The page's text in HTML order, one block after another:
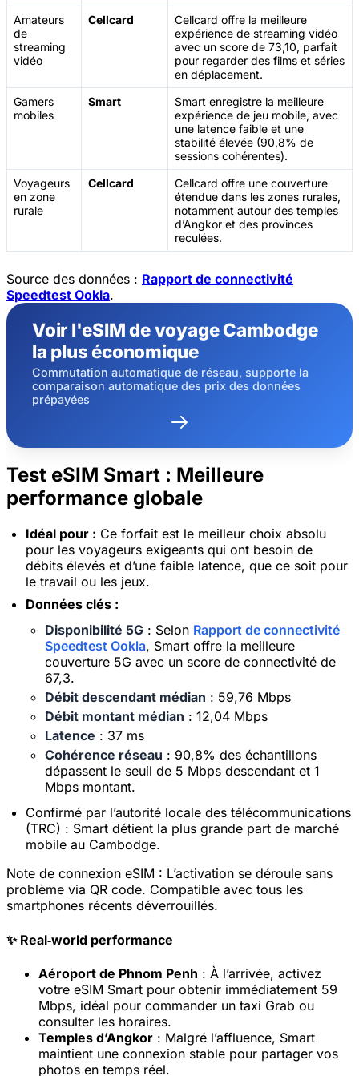
Amateurs
de
streaming
vidéo
Cellcard
Cellcard offre la meilleure
expérience de streaming vidéo
avec un score de 73,10, parfait
pour regarder des films et séries
en déplacement.
Gamers
mobiles
Smart
Smart enregistre la meilleure
expérience de jeu mobile, avec
une latence faible et une
stabilité élevée (90,8% de
sessions cohérentes).
Voyageurs
en zone
rurale
Cellcard
Cellcard offre une couverture
étendue dans les zones rurales,
notamment autour des temples
d’Angkor et des provinces
reculées.
Source des données : Rapport de connectivité
Speedtest Ookla.
Voir l'eSIM de voyage Cambodge
la plus économique
Commutation automatique de réseau, supporte la
comparaison automatique des prix des données
prépayées
Test eSIM Smart : Meilleure
performance globale
Idéal pour : Ce forfait est le meilleur choix absolu
pour les voyageurs exigeants qui ont besoin de
débits élevés et d’une faible latence, que ce soit pour
le travail ou les jeux.
Données clés :
Disponibilité 5G : Selon Rapport de connectivité
Speedtest Ookla, Smart offre la meilleure
couverture 5G avec un score de connectivité de
67,3.
Débit descendant médian : 59,76 Mbps
Débit montant médian : 12,04 Mbps
Latence : 37 ms
Cohérence réseau : 90,8% des échantillons
dépassent le seuil de 5 Mbps descendant et 1
Mbps montant.
Confirmé par l’autorité locale des télécommunications
(TRC) : Smart détient la plus grande part de marché
mobile au Cambodge.
Note de connexion eSIM : L’activation se déroule sans
problème via QR code. Compatible avec tous les
smartphones récents déverrouillés.
✨ Real‑world performance
Aéroport de Phnom Penh : À l’arrivée, activez
votre eSIM Smart pour obtenir immédiatement 59
Mbps, idéal pour commander un taxi Grab ou
consulter les horaires.
Temples d’Angkor : Malgré l’affluence, Smart
maintient une connexion stable pour partager vos
photos en temps réel.